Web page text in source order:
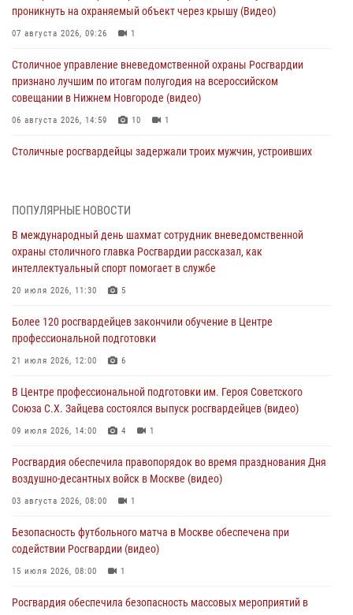
проникнуть на охраняемый объект через крышу (Видео)
07 августа 2026, 09:26 1
Столичное управление вневедомственной охраны Росгвардии
признано лучшим по итогам полугодия на всероссийском
совещании в Нижнем Новгороде (видео)
06 августа 2026, 14:59 10 1
Столичные росгвардейцы задержали троих мужчин, устроивших
матче в Москве обеспечила Росгвардия (видео)
06 августа 2026, 08:30
Столичные росгвардейцы задержали мужчину, устроившего дебош
05 августа 2026, 12:39
Московские росгвардейцы обеспечили безопасность проведения
05 августа 2026, 12:35
Делегация МВД Республики Беларусь ознакомилась с передовыми
04 августа 2026, 18:16 5
ПОПУЛЯРНЫЕ НОВОСТИ
В международный день шахмат сотрудник вневедомственной
охраны столичного главка Росгвардии рассказал, как
интеллектуальный спорт помогает в службе
20 июля 2026, 11:30 5
Более 120 росгвардейцев закончили обучение в Центре
профессиональной подготовки
21 июля 2026, 12:00 6
В Центре профессиональной подготовки им. Героя Советского
Союза С.Х. Зайцева состоялся выпуск росгвардейцев (видео)
09 июля 2026, 14:00 4 1
Росгвардия обеспечила правопорядок во время празднования Дня
воздушно-десантных войск в Москве (видео)
03 августа 2026, 08:00 1
Безопасность футбольного матча в Москве обеспечена при
содействии Росгвардии (видео)
15 июля 2026, 08:00 1
Росгвардия обеспечила безопасность массовых мероприятий в